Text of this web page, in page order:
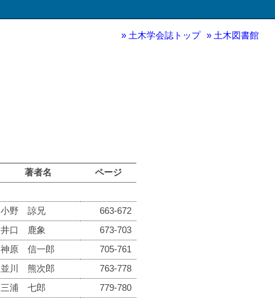
土木学会誌トップ 土木図書館
著者名
ページ
小野 諒兄
663-672
井口 鹿象
673-703
神原 信一郎
705-761
並川 熊次郎
763-778
三浦 七郎
779-780